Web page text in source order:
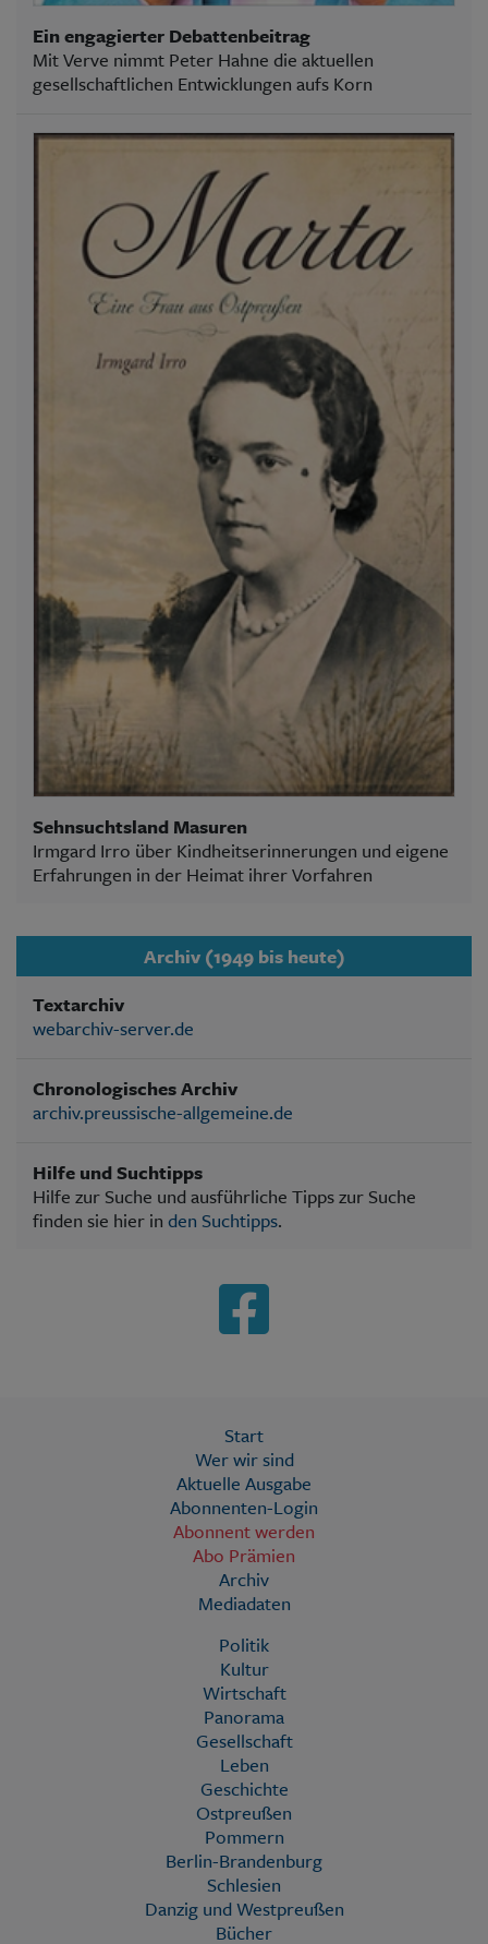
Ein engagierter Debattenbeitrag
Mit Verve nimmt Peter Hahne die aktuellen
gesellschaftlichen Entwicklungen aufs Korn
Sehnsuchtsland Masuren
Irmgard Irro über Kindheitserinnerungen und eigene
Erfahrungen in der Heimat ihrer Vorfahren
Archiv (1949 bis heute)
Textarchiv
webarchiv-server.de
Chronologisches Archiv
archiv.preussische-allgemeine.de
Hilfe und Suchtipps
Hilfe zur Suche und ausführliche Tipps zur Suche
finden sie hier in den Suchtipps.
Start
Wer wir sind
Aktuelle Ausgabe
Abonnenten-Login
Abonnent werden
Abo Prämien
Archiv
Mediadaten
Politik
Kultur
Wirtschaft
Panorama
Gesellschaft
Leben
Geschichte
Ostpreußen
Pommern
Berlin-Brandenburg
Schlesien
Danzig und Westpreußen
Bücher